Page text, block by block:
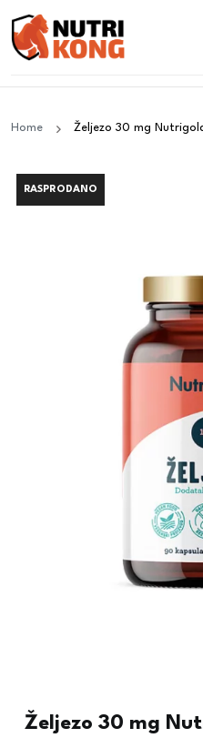
Home Željezo 30 mg
RASPRODANO
Željezo 30 mg